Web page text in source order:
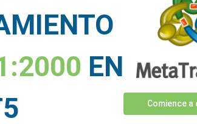
EN
Comience